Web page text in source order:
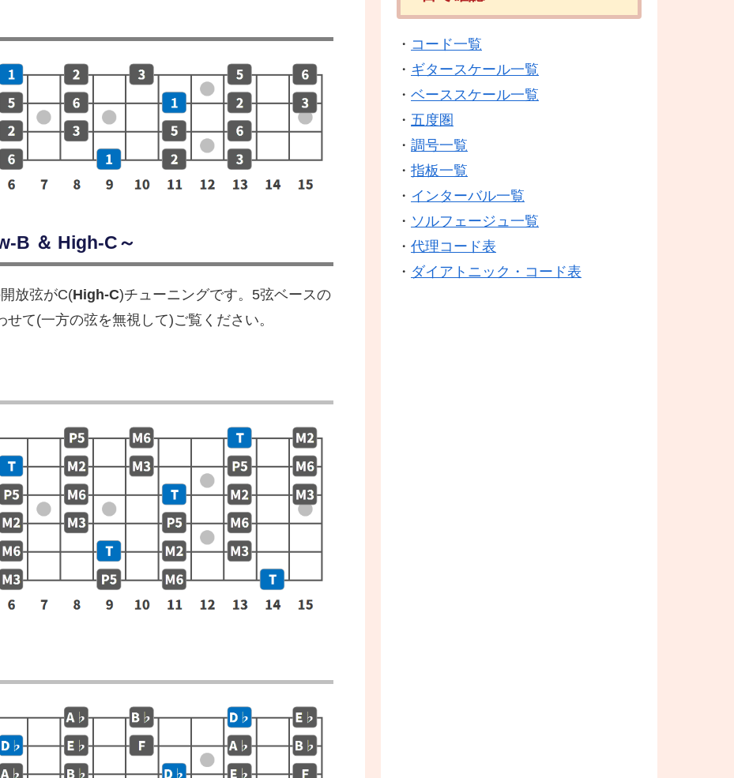
B ＆ High-C～
放弦がC(High-C)チューニングです。5弦ベースの
て(一方の弦を無視して)ご覧ください。
・ コード一覧
・ ギタースケール一覧
・ ベーススケール一覧
・ 五度圏
・ 調号一覧
・ 指板一覧
・ インターバル一覧
・ ソルフェージュ一覧
・ 代理コード表
・ ダイアトニック・コード表